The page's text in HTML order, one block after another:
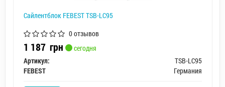
Сайлентблок FEBEST TSB-LC95
0 отзывов
1 187 грн
сегодня
Артикул:
TSB-LC95
FEBEST
Германия